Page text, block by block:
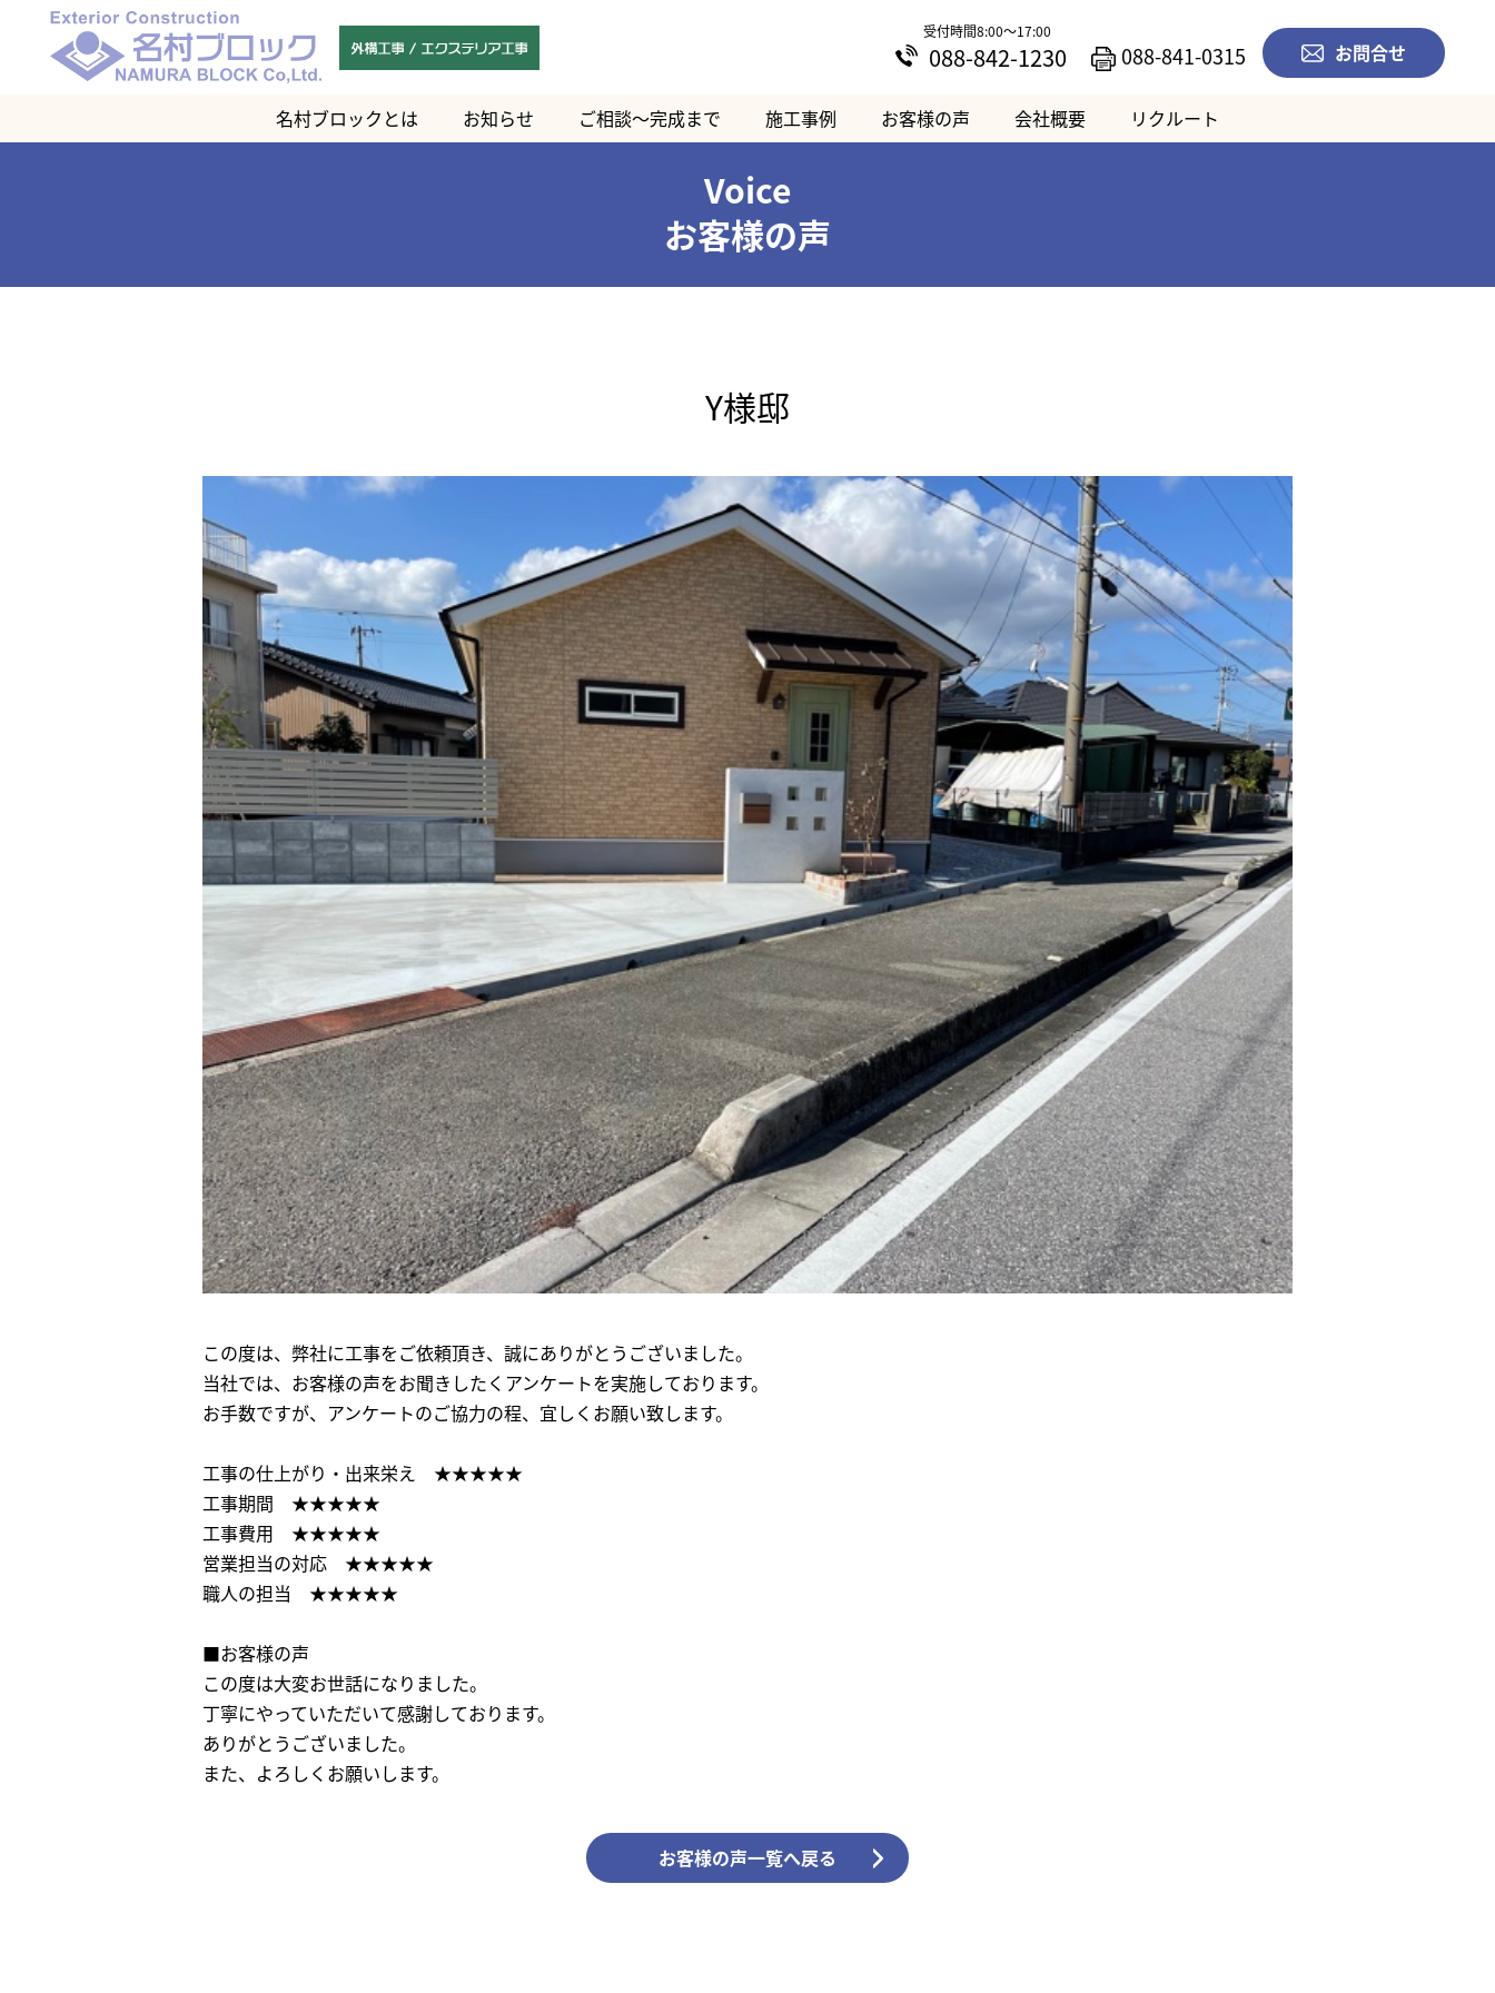
受付時間8:00～17:00
088-842-1230 088-841-0315 お問合せ
名村ブロックとは お知らせ ご相談～完成まで 施工事例 お客様の声 会社概要 リクルート
Voice
お客様の声
Y様邸
この度は、弊社に工事をご依頼頂き、誠にありがとうございました。
当社では、お客様の声をお聞きしたくアンケートを実施しております。
お手数ですが、アンケートのご協力の程、宜しくお願い致します。
工事の仕上がり・出来栄え ★★★★★
工事期間 ★★★★★
工事費用 ★★★★★
営業担当の対応 ★★★★★
職人の担当 ★★★★★
■お客様の声
この度は大変お世話になりました。
丁寧にやっていただいて感謝しております。
ありがとうございました。
また、よろしくお願いします。
お客様の声一覧へ戻る